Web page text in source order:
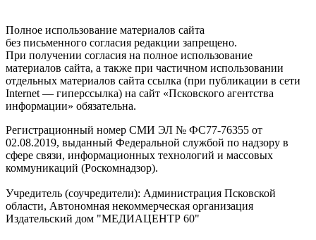
Полное использование материалов сайта
без письменного согласия редакции запрещено.
При получении согласия на полное использование
материалов сайта, а также при частичном использовании
отдельных материалов сайта ссылка (при публикации в сети
Internet — гиперссылка) на сайт «Псковского агентства
информации» обязательна.
Регистрационный номер СМИ ЭЛ № ФС77-76355 от
02.08.2019, выданный Федеральной службой по надзору в
сфере связи, информационных технологий и массовых
коммуникаций (Роскомнадзор).
Учредитель (соучредители): Администрация Псковской
области, Автономная некоммерческая организация
Издательский дом "МЕДИАЦЕНТР 60"